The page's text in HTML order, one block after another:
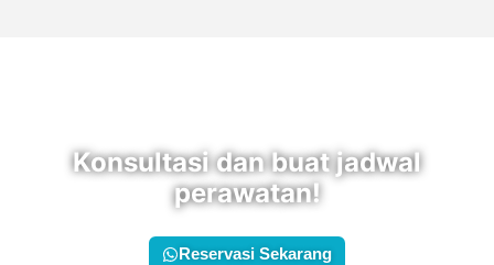
Konsultasi dan buat jadwal
perawatan!
Reservasi Sekarang